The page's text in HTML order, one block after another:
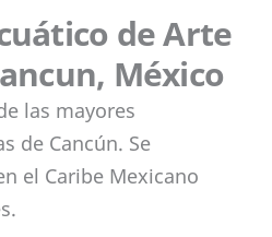
de Arte
México
las mayores
de Cancún. Se
el Caribe Mexicano